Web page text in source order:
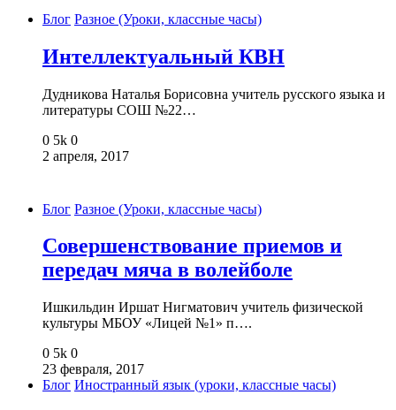
Блог Разное (Уроки, классные часы)
Интеллектуальный КВН
Дудникова Наталья Борисовна учитель русского языка и
литературы СОШ №22…
0 5k 0
2 апреля, 2017
Блог Разное (Уроки, классные часы)
Совершенствование приемов и
передач мяча в волейболе
Ишкильдин Иршат Нигматович учитель физической
культуры МБОУ «Лицей №1» п….
0 5k 0
23 февраля, 2017
Блог Иностранный язык (уроки, классные часы)